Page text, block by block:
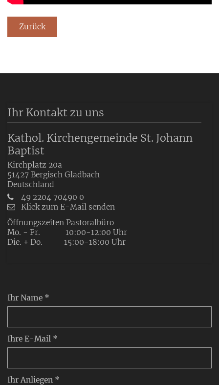
Zurück
Ihr Name *
Ihre E-Mail *
Ihr Anliegen *
Ihr Kontakt zu uns
Kathol. Kirchengemeinde St. Johann
Baptist
Kirchplatz 20a
51427 Bergisch Gladbach
Deutschland
49 2204 70490 0
Klick zum E-Mail senden
Öffnungszeiten Pastoralbüro
Mo. - Fr. 10:00-12:00 Uhr
Die. + Do. 15:00-18:00 Uhr